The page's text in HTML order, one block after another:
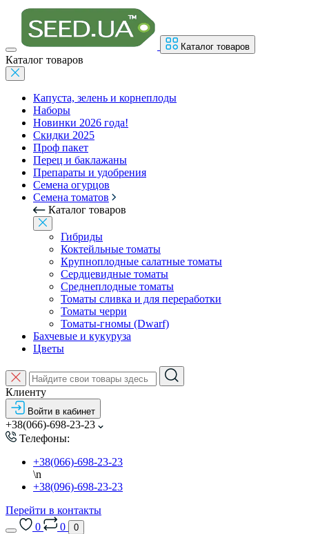
Каталог товаров
Каталог товаров
Капуста, зелень и корнеплоды
Наборы
Новинки 2026 года!
Скидки 2025
Проф пакет
Перец и баклажаны
Препараты и удобрения
Семена огурцов
Семена томатов
Каталог товаров
Гибриды
Коктейльные томаты
Крупноплодные салатные томаты
Сердцевидные томаты
Среднеплодные томаты
Томаты сливка и для переработки
Томаты черри
Томаты-гномы (Dwarf)
Бахчевые и кукуруза
Цветы
Клиенту
Войти в кабинет
+38(066)-698-23-23
Телефоны:
+38(066)-698-23-23
\n
+38(096)-698-23-23
Перейти в контакты
0
0 0